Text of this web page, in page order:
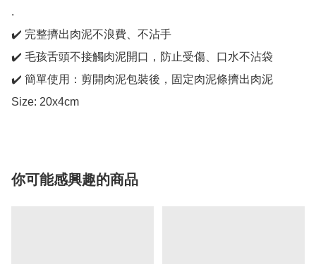
.
✔️ 完整擠出肉泥不浪費、不沾手
✔️ 毛孩舌頭不接觸肉泥開口，防止受傷、口水不沾袋
✔️ 簡單使用：剪開肉泥包裝後，固定肉泥條擠出肉泥
Size: 20x4cm
你可能感興趣的商品